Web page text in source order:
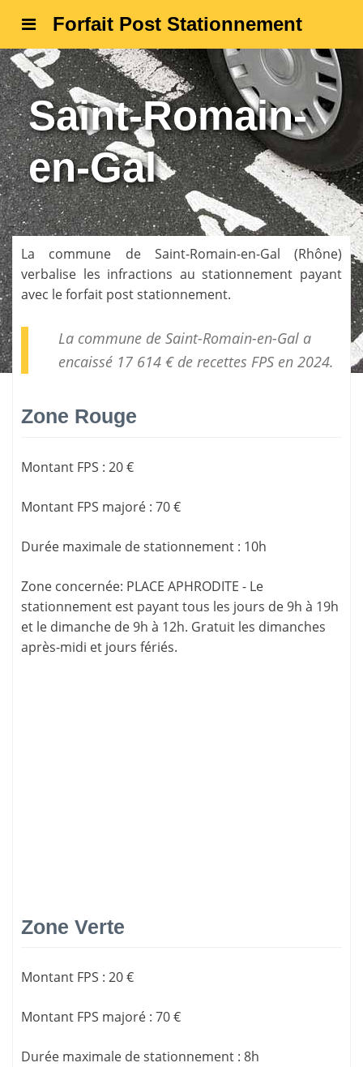
Forfait Post Stationnement
Saint-Romain-
en-Gal
La commune de Saint-Romain-en-Gal (Rhône)
verbalise les infractions au stationnement payant
avec le forfait post stationnement.
La commune de Saint-Romain-en-Gal a
encaissé 17 614 € de recettes FPSen 2024.
Zone Rouge
Montant FPS : 20 €
Montant FPS majoré : 70 €
Durée maximale de stationnement : 10h
Zone concernée: PLACE APHRODITE - Le
stationnement est payant tous les jours de 9h à 19h
et le dimanche de 9h à 12h. Gratuit les dimanches
après-midi et jours fériés.
Zone Verte
Montant FPS : 20 €
Montant FPS majoré : 70 €
Durée maximale de stationnement : 8h